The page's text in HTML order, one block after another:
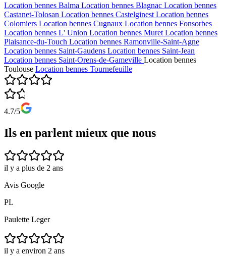
Location bennes Balma Location bennes Blagnac Location bennes
Castanet-Tolosan Location bennes Castelginest Location bennes
Colomiers Location bennes Cugnaux Location bennes Fonsorbes
Location bennes L' Union Location bennes Muret Location bennes
Plaisance-du-Touch Location bennes Ramonville-Saint-Agne
Location bennes Saint-Gaudens Location bennes Saint-Jean
Location bennes Saint-Orens-de-Gameville Location bennes
Toulouse Location bennes Tournefeuille
4.7/5
Ils en parlent mieux que nous
il y a plus de 2 ans
Avis Google
PL
Paulette Leger
il y a environ 2 ans